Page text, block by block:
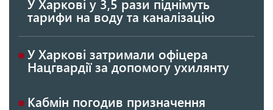
У Харкові у 3,5 рази піднімуть
тарифи на воду та каналізацію
У Харкові затримали офіцера
Нацгвардії за допомогу ухилянту
Кабмін погодив призначення